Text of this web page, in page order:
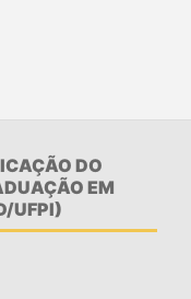
DO
EM
UFPI)